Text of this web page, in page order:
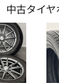
中古タイ